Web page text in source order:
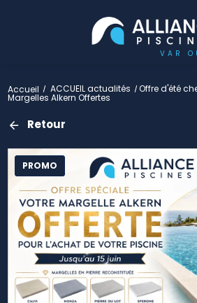
Accueil ACCUEIL actualités Offre d'été
Margelles Alkern Offertes
Retour
PROMO